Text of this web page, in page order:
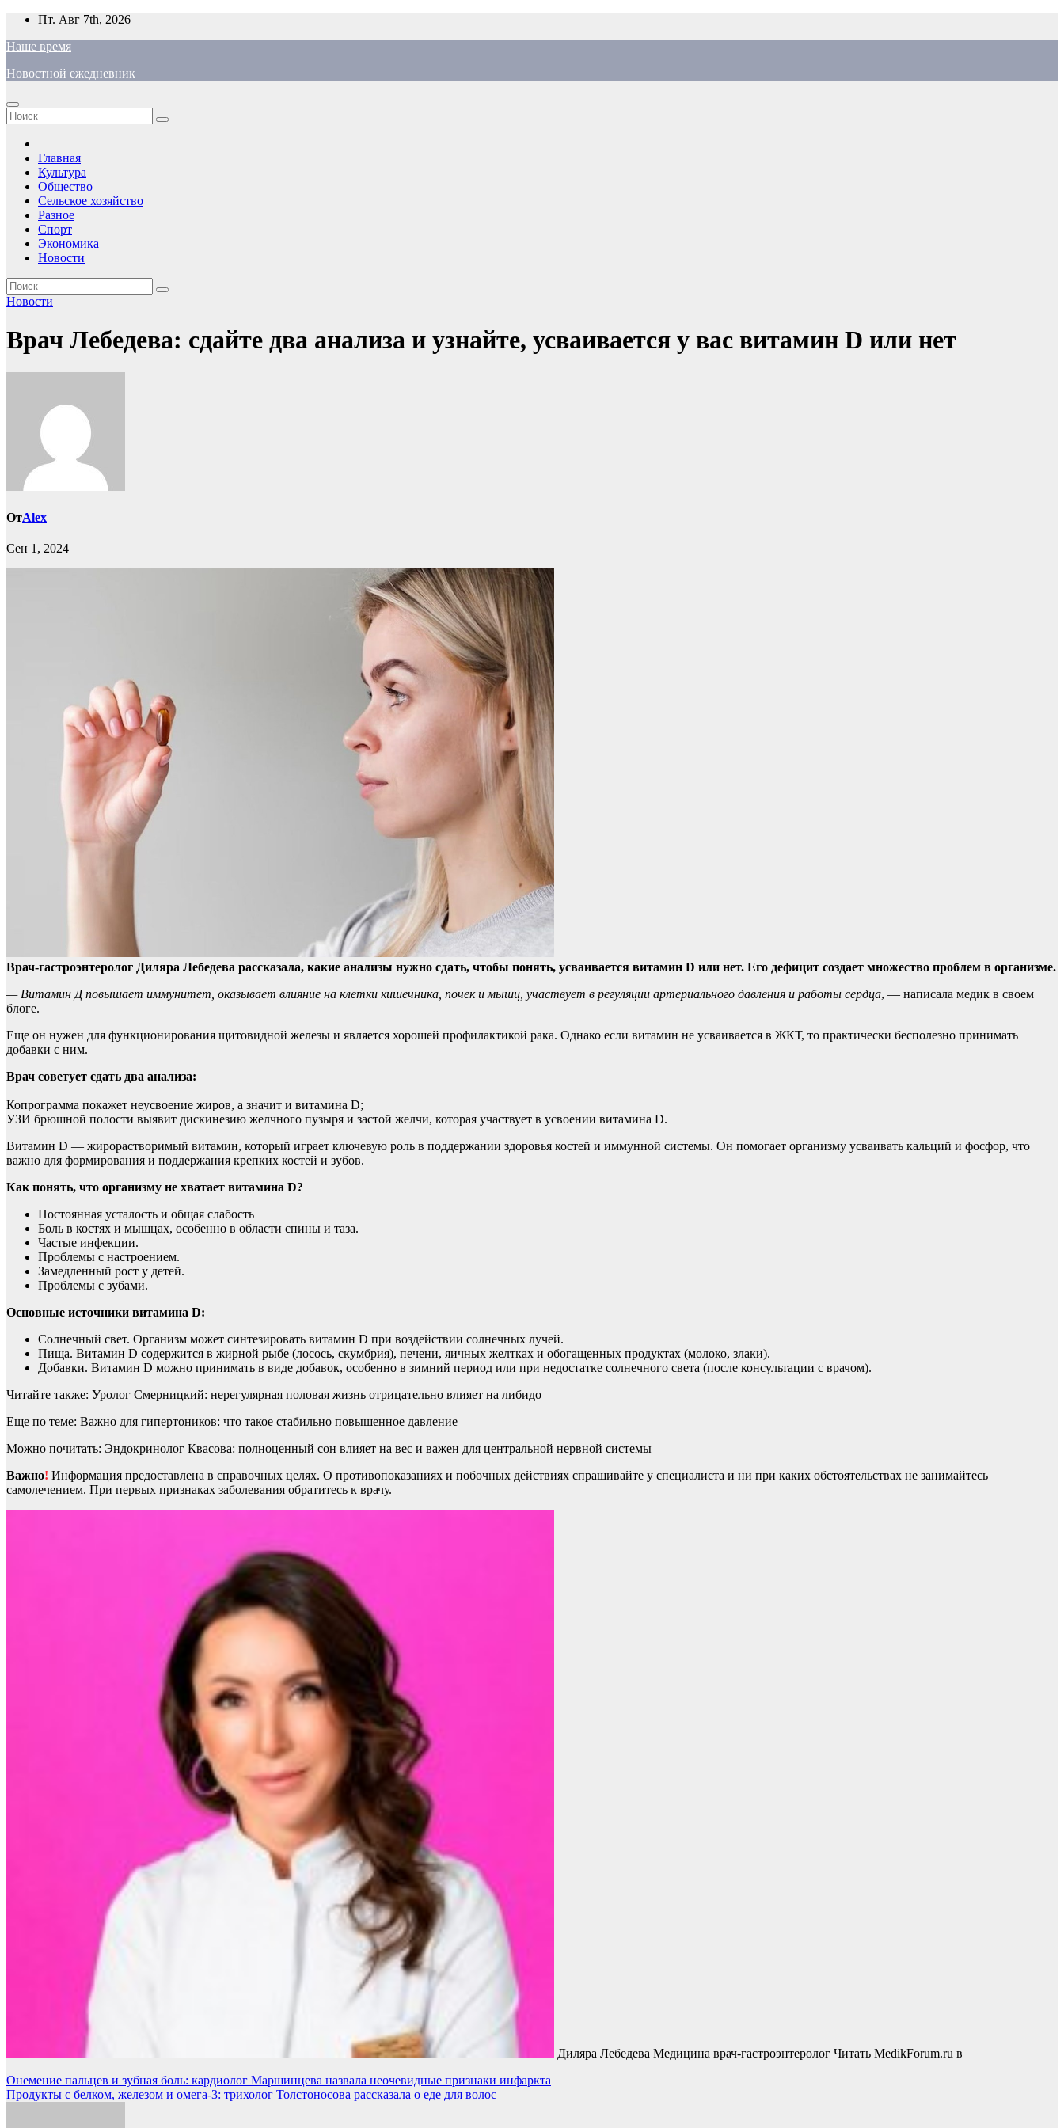
Перейти
содержимому
Пт. Авг 7th, 2026
Наше время
Новостной ежедневник
Главная
Культура
Общество
Сельское хозяйство
Разное
Спорт
Экономика
Новости
Новости
Врач Лебедева: сдайте два анализа и узнайте, усваивается у вас витамин D или нет
ОтAlex
Сен 1, 2024
Врач-гастроэнтеролог Диляра Лебедева рассказала, какие анализы нужно сдать, чтобы понять, усваивается витамин D или нет. Его дефицит создает множество проблем в организме.
— Витамин Д повышает иммунитет, оказывает влияние на клетки кишечника, почек и мышц, участвует в регуляции артериального давления и работы сердца, — написала медик в своем
блоге.
Еще он нужен для функционирования щитовидной железы и является хорошей профилактикой рака. Однако если витамин не усваивается в ЖКТ, то практически бесполезно принимать
добавки с ним.
Врач советует сдать два анализа:
Копрограмма покажет неусвоение жиров, а значит и витамина D;
УЗИ брюшной полости выявит дискинезию желчного пузыря и застой желчи, которая участвует в усвоении витамина D.
Витамин D — жирорастворимый витамин, который играет ключевую роль в поддержании здоровья костей и иммунной системы. Он помогает организму усваивать кальций и фосфор, что
важно для формирования и поддержания крепких костей и зубов.
Как понять, что организму не хватает витамина D?
Постоянная усталость и общая слабость
Боль в костях и мышцах, особенно в области спины и таза.
Частые инфекции.
Проблемы с настроением.
Замедленный рост у детей.
Проблемы с зубами.
Основные источники витамина D:
Солнечный свет. Организм может синтезировать витамин D при воздействии солнечных лучей.
Пища. Витамин D содержится в жирной рыбе (лосось, скумбрия), печени, яичных желтках и обогащенных продуктах (молоко, злаки).
Добавки. Витамин D можно принимать в виде добавок, особенно в зимний период или при недостатке солнечного света (после консультации с врачом).
Читайте также: Уролог Смерницкий: нерегулярная половая жизнь отрицательно влияет на либидо
Еще по теме: Важно для гипертоников: что такое стабильно повышенное давление
Можно почитать: Эндокринолог Квасова: полноценный сон влияет на вес и важен для центральной нервной системы
Важно! Информация предоставлена в справочных целях. О противопоказаниях и побочных действиях спрашивайте у специалиста и ни при каких обстоятельствах не занимайтесь
самолечением. При первых признаках заболевания обратитесь к врачу.
Диляра Лебедева Медицина врач-гастроэнтеролог Читать MedikForum.ru в
Навигация
по
Онемение пальцев и зубная боль: кардиолог Маршинцева назвала неочевидные признаки инфаркта
Продукты с белком, железом и омега-3: трихолог Толстоносова рассказала о еде для волос